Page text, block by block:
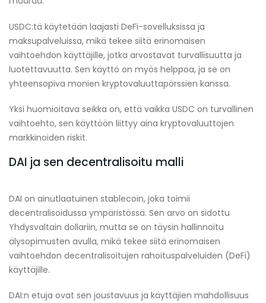
USDC:tä käytetään laajasti DeFi-sovelluksissa ja
maksupalveluissa, mikä tekee siitä erinomaisen
vaihtoehdon käyttäjille, jotka arvostavat turvallisuutta ja
luotettavuutta. Sen käyttö on myös helppoa, ja se on
yhteensopiva monien kryptovaluuttapörssien kanssa.
Yksi huomioitava seikka on, että vaikka USDC on turvallinen
vaihtoehto, sen käyttöön liittyy aina kryptovaluuttojen
markkinoiden riskit.
DAI ja sen decentralisoitu malli
DAI on ainutlaatuinen stablecoin, joka toimii
decentralisoidussa ympäristössä. Sen arvo on sidottu
Yhdysvaltain dollariin, mutta se on täysin hallinnoitu
älysopimusten avulla, mikä tekee siitä erinomaisen
vaihtoehdon decentralisoitujen rahoituspalveluiden (DeFi)
käyttäjille.
DAI:n etuja ovat sen joustavuus ja käyttäjien mahdollisuus